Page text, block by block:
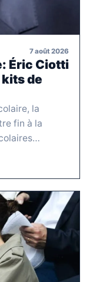
7 août 2026
Éric Ciotti
de
la
fin à la